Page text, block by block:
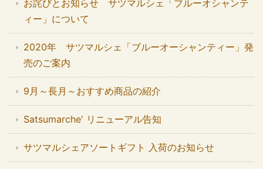
お詫びとお知らせ サツマルシェ「ブルーオシャンテ
ィー」について
2020年 サツマルシェ「ブルーオーシャンティー」発
売のご案内
9月～長月～おすすめ商品の紹介
Satsumarche' リニューアル告知
サツマルシェアソートギフト 入荷のお知らせ